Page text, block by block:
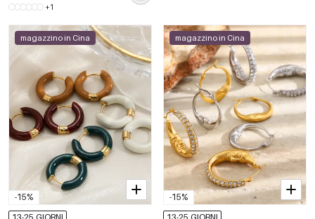
+1
-15%
magazzino in Cina
-15%
magazzino in Cina